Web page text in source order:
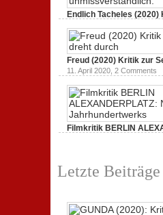
Endlich Tacheles (2020)
Dokumentarfilm:
19. Mai 2020,0 Comments
Freud (2020) Kritik zur
11. April 2020, 2 Comments
Filmkritik BERLIN
Letzte Beiträge